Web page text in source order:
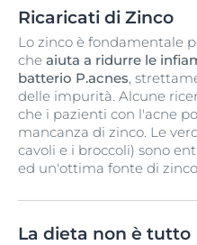
Ricaricati di Zinco
Lo zinco è fondamentale
che aiuta a ridurre le
batterio P.acnes,
delle impurità. Alcune
che i pazienti con l'acne
mancanza di zinco. Le
cavoli e i broccoli) sono
ed un'ottima fonte di
La dieta non è tutto